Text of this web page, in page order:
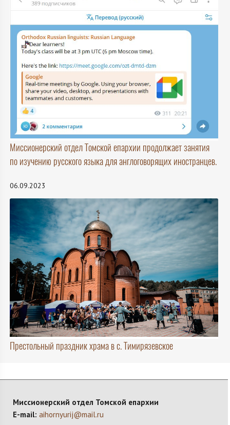
Миссионерский отдел Томской епархии продолжает занятия
по изучению русского языка для англоговорящих иностранцев.
06.09.2023
Престольный праздник храма в с. Тимирязевское
Миссионерский отдел Томской епархии
E-mail: aihornyurij@mail.ru